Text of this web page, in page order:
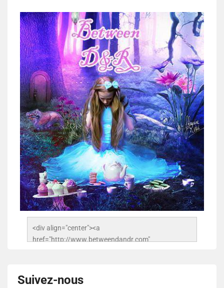
<div align="center"><a
href="http://www.betweendandr.com"
503716673157532-2788222864243652657-n.jpg"
alt="Between D&R" style="border:none;" /></a>
Suivez-nous